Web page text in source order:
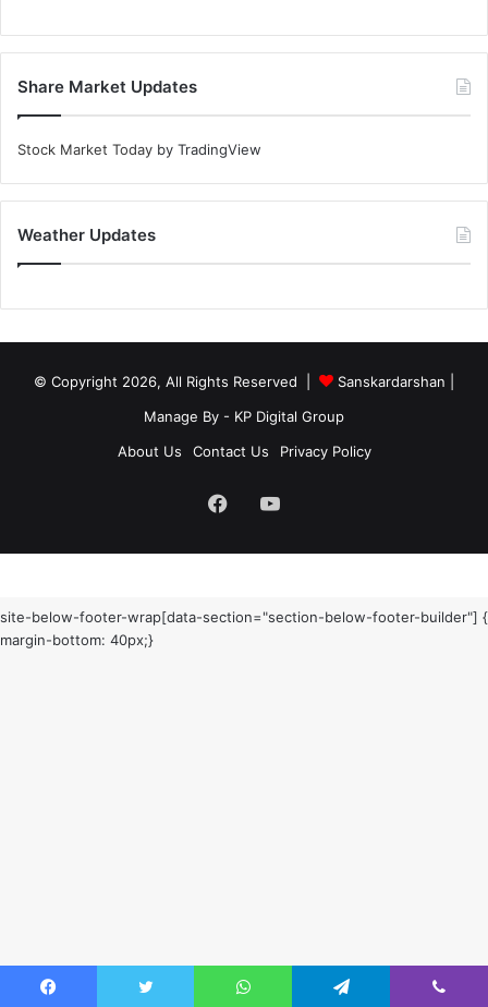
Share Market Updates
Stock Market Today by TradingView
Weather Updates
© Copyright 2026, All Rights Reserved | Sanskardarshan
Manage By - KP Digital Group
About Us
Contact Us Privacy Policy
FacebookYouTube
site-below-footer-wrap[data-section="section-below-footer-builder"] {
margin-bottom: 40px;}